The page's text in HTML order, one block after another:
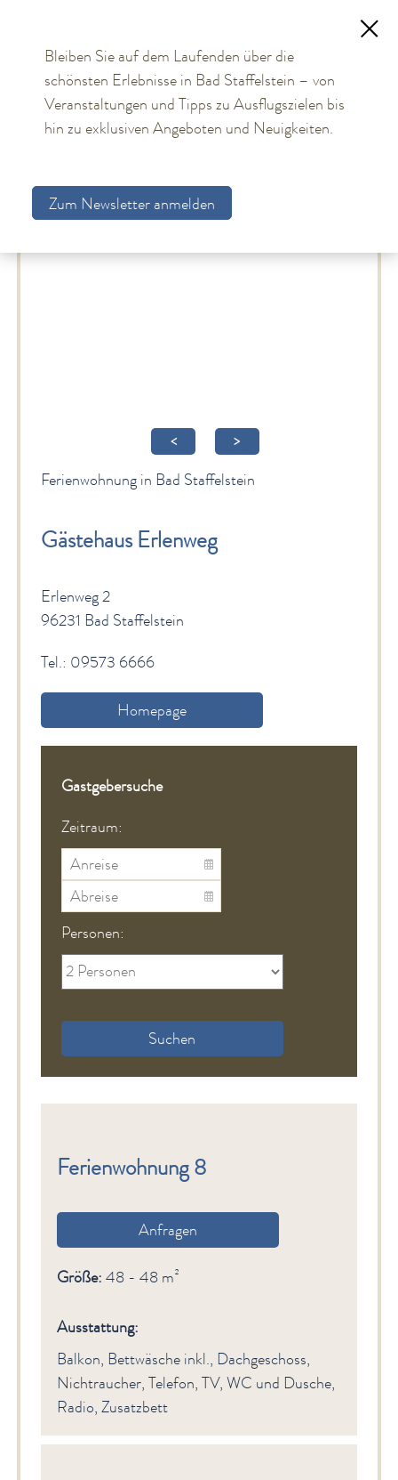
TOURISMUS
Aktuelles
Unterkünfte
Gastgeberverzeichnis
Gesundheit & Wellness
Veranstaltungen & Kultur
Spiritualität & Kirche
Freizeit & Ausflüge
Service
Newsletter
English Sites
BÜRGER & STADT
Gastgeberverzeichnis
< >
Ferienwohnung in Bad Staffelstein
Gästehaus Erlenweg
Erlenweg 2
96231 Bad Staffelstein
Tel.: 09573 6666
Homepage
Gastgebersuche
Zeitraum:
Personen:
Suchen
Ferienwohnung 8
Anfragen
Größe: 48 - 48 m²
Ausstattung:
Balkon, Bettwäsche inkl., Dachgeschoss,
Nichtraucher, Telefon, TV, WC und Dusche,
Radio, Zusatzbett
Bleiben Sie auf dem Laufenden über die
schönsten Erlebnisse in Bad Staffelstein – von
Veranstaltungen und Tipps zu Ausflugszielen bis
hin zu exklusiven Angeboten und Neuigkeiten.
Zum Newsletter anmelden